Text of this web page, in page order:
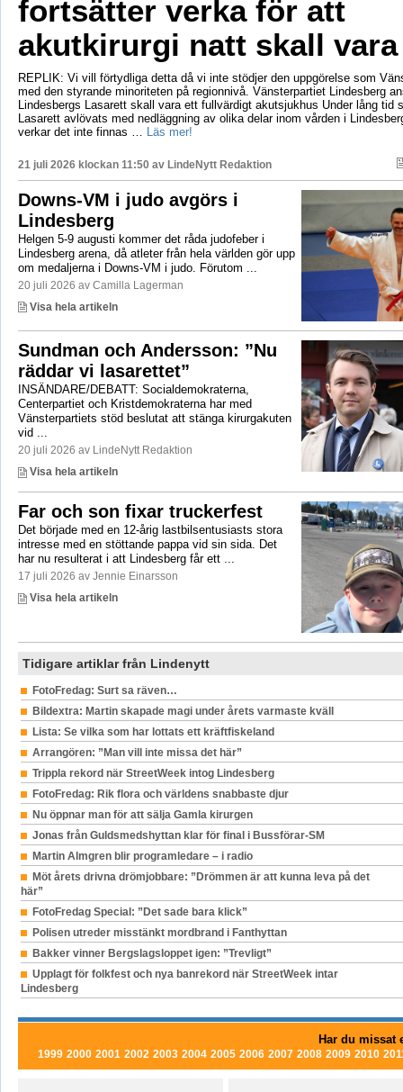
fortsätter verka för att
akutkirurgi natt skall
REPLIK: Vi vill förtydliga detta då vi inte stödjer den uppgörelse som
med den styrande minoriteten på regionnivå. Vänsterpartiet Lindesberg
Lindesbergs Lasarett skall vara ett fullvärdigt akutsjukhus Under lång tid
Lasarett avlövats med nedläggning av olika delar inom vården i
verkar det inte finnas … Läs mer!
21 juli 2026 klockan 11:50 av LindeNytt Redaktion
Downs-VM i judo avgörs i
Lindesberg
Helgen 5-9 augusti kommer det råda judofeber i
Lindesberg arena, då atleter från hela världen gör upp
om medaljerna i Downs-VM i judo. Förutom ...
20 juli 2026 av Camilla Lagerman
Visa hela artikeln
Sundman och Andersson: ”Nu
räddar vi lasarettet”
INSÄNDARE/DEBATT: Socialdemokraterna,
Centerpartiet och Kristdemokraterna har med
Vänsterpartiets stöd beslutat att stänga kirurgakuten
vid ...
20 juli 2026 av LindeNytt Redaktion
Visa hela artikeln
Far och son fixar truckerfest
Det började med en 12-årig lastbilsentusiasts stora
intresse med en stöttande pappa vid sin sida. Det
har nu resulterat i att Lindesberg får ett ...
17 juli 2026 av Jennie Einarsson
Visa hela artikeln
Tidigare artiklar från Lindenytt
FotoFredag: Surt sa räven…
Bildextra: Martin skapade magi under årets varmaste kväll
Lista: Se vilka som har lottats ett kräftfiskeland
Arrangören: ”Man vill inte missa det här”
Trippla rekord när StreetWeek intog Lindesberg
FotoFredag: Rik flora och världens snabbaste djur
Nu öppnar man för att sälja Gamla kirurgen
Jonas från Guldsmedshyttan klar för final i Bussförar-SM
Martin Almgren blir programledare – i radio
Möt årets drivna drömjobbare: ”Drömmen är att kunna leva på det
här”
FotoFredag Special: ”Det sade bara klick”
Polisen utreder misstänkt mordbrand i Fanthyttan
Bakker vinner Bergslagsloppet igen: ”Trevligt”
Upplagt för folkfest och nya banrekord när StreetWeek intar
Lindesberg
Har du missat
1999 2000 2001 2002 2003 2004 2005 2006 2007 2008 2009 2010